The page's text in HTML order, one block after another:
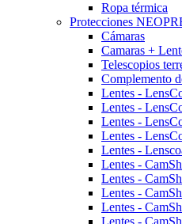
Ropa térmica
Protecciones
Cámaras
Camaras +
Telescopios
Complemento
Lentes -
Lentes -
Lentes -
Lentes -
Lentes -
Lentes -
Lentes -
Lentes -
Lentes -
Lentes -